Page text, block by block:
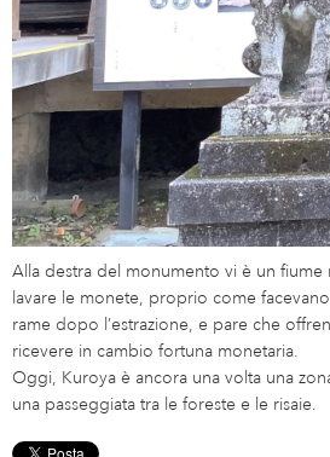
Alla destra del monumento vi è un fiume
lavare le monete, proprio come
rame dopo l’estrazione, e pare che
ricevere in cambio fortuna monetaria.
Oggi, Kuroya è ancora una volta una
una passeggiata tra le foreste e le risaie.